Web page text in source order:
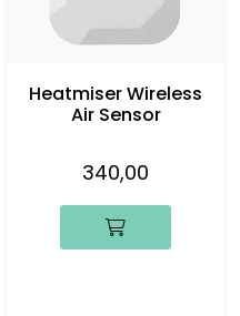
Heatmiser Wireless
Air Sensor
340,00